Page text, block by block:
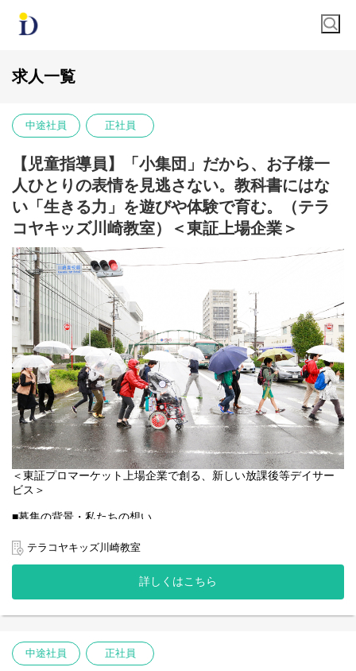
求人一覧
中途社員 正社員
【児童指導員】「小集団」だから、お子様一
人ひとりの表情を見逃さない。教科書にはな
い「生きる力」を遊びや体験で育む。（テラ
コヤキッズ川崎教室）＜東証上場企業＞
＜東証プロマーケット上場企業で創る、新しい放課後等デイサー
ビス＞
■募集の背景・私たちの想い
の「滑走路」。 発達に遅れやコミュニケーションに不安のあるお
子様（小学生～高校生）が通う、「体験学習型」の放課後等デイ
1日10名前後の少人数制で、お子様たちの個性にじっくりと向き合
っています。
それは、お子様の障害特性で可能性を限定せず、一人ひとりの
「未来の選択肢」を拡げることです。
テラコヤキッズ川崎教室
詳しくはこちら
中途社員 正社員